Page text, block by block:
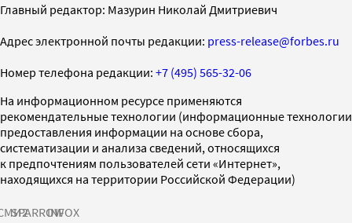
Главный редактор: Мазурин Николай Дмитриевич
Адрес электронной почты редакции: press-release@forbes.ru
Номер телефона редакции: +7 (495) 565-32-06
На информационном ресурсе применяются
рекомендательные технологии (информационные технологии
предоставления информации на основе сбора,
систематизации и анализа сведений, относящихся
к предпочтениям пользователей сети «Интернет»,
находящихся на территории Российской Федерации)
SPARROWINFOX